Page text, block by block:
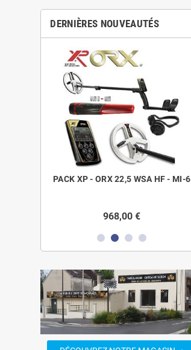
DERNIÈRES NOUVEAUTÉS
PACK XP - ORX 22,5 WSA HF - MI-6
968,00 €